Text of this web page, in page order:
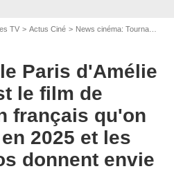
TV Actus Ciné News cinéma: Tournages
Paris d'Amélie
le film de
français qu'on
2025 et les
donnent envie